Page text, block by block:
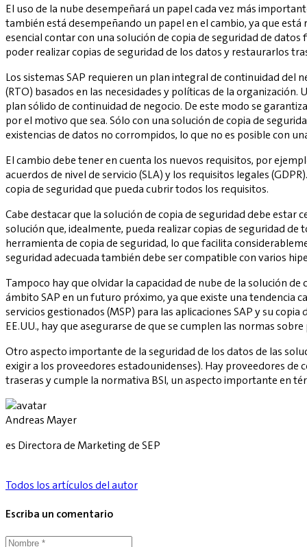
El uso de la nube desempeñará un papel cada vez más
también está desempeñando un papel en el cambio, ya que
esencial contar con una solución de copia de seguridad de
poder realizar copias de seguridad de los datos y restaurarlos
Los sistemas SAP requieren un plan integral de continuidad del
(RTO) basados en las necesidades y políticas de la
plan sólido de continuidad de negocio. De este modo se
por el motivo que sea. Sólo con una solución de copia de
existencias de datos no corrompidos, lo que no es posible con
El cambio debe tener en cuenta los nuevos requisitos, por
acuerdos de nivel de servicio (SLA) y los requisitos legales
copia de seguridad que pueda cubrir todos los requisitos.
Cabe destacar que la solución de copia de seguridad debe estar
solución que, idealmente, pueda realizar copias de seguridad
herramienta de copia de seguridad, lo que facilita
seguridad adecuada también debe ser compatible con varios
Tampoco hay que olvidar la capacidad de nube de la solución
ámbito SAP en un futuro próximo, ya que existe una tendencia
servicios gestionados (MSP) para las aplicaciones SAP y su
EE.UU., hay que asegurarse de que se cumplen las normas
Otro aspecto importante de la seguridad de los datos de las
exigir a los proveedores estadounidenses). Hay proveedores
traseras y cumple la normativa BSI, un aspecto importante en
Andreas Mayer
es Directora de Marketing de SEP
Todos los artículos del autor
Escriba un comentario